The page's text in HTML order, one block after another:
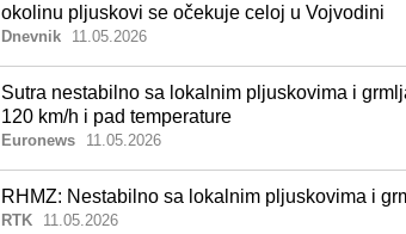
okolinu pljuskovi se očekuje celoj u Vojvodini
Dnevnik 11.05.2026
Sutra nestabilno sa lokalnim pljuskovima i
120 km/h i pad temperature
Euronews 11.05.2026
RHMZ: Nestabilno sa lokalnim pljuskovima i
RTK 11.05.2026